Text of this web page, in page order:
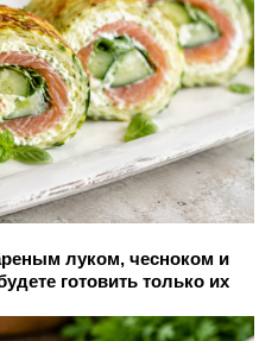
луком, чесноком и
готовить только их